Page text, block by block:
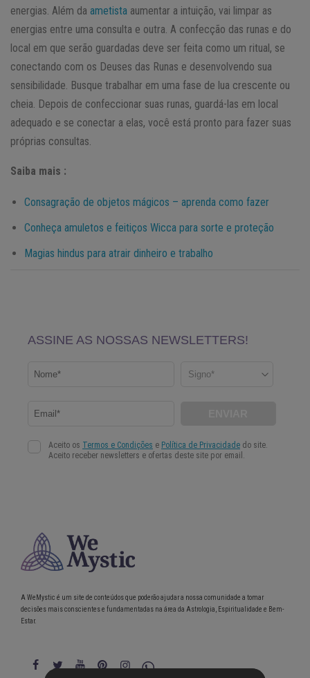
energias. Além da ametista aumentar a intuição, vai limpar as
energias entre uma consulta e outra. A confecção das runas e do
local em que serão guardadas deve ser feita como um ritual, se
conectando com os Deuses das Runas e desenvolvendo sua
sensibilidade. Busque trabalhar em uma fase de lua crescente ou
cheia. Depois de confeccionar suas runas, guardá-las em local
adequado e se conectar a elas, você está pronto para fazer suas
próprias consultas.
Saiba mais :
Consagração de objetos mágicos – aprenda como fazer
Conheça amuletos e feitiços Wicca para sorte e proteção
Magias hindus para atrair dinheiro e trabalho
A WeMystic é um site de conteúdos que poderão ajudar a nossa comunidade a tomar
decisões mais conscientes e fundamentadas na área da Astrologia, Espiritualidade e Bem-
Estar.